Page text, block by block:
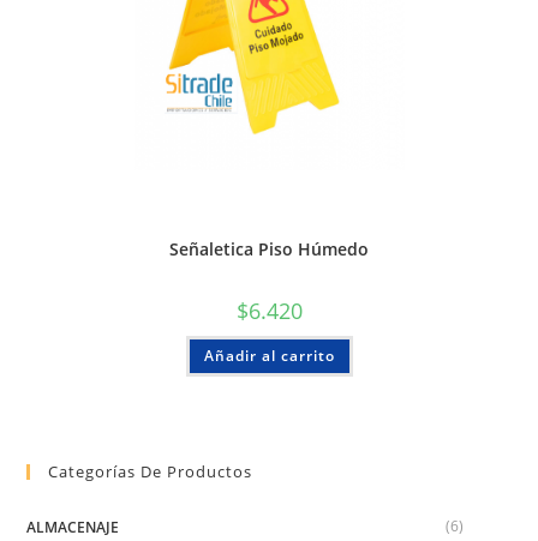
Señaletica Piso Húmedo
$6.420
Añadir al carrito
Categorías De Productos
ALMACENAJE (6)